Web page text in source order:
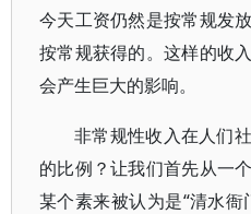
今天工资仍然是按常规发
按常规获得的。这样的收
会产生巨大的影响。
非常规性收入在人们
的比例？让我们首先从一
某个素来被认为是“清水